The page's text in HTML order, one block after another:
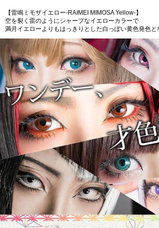
【雷鳴ミモザイエロー-RAIMEI MIMOSA Yellow-】
空を裂く雷のようにシャープなイエローカラーで
満月イエローよりもはっきりとした白っぽい黄色発色と